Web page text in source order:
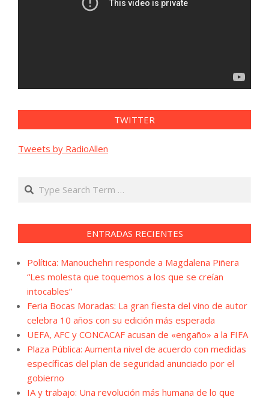
TWITTER
Tweets by RadioAllen
Search
ENTRADAS RECIENTES
Política: Manouchehri responde a Magdalena Piñera
“Les molesta que toquemos a los que se creían
intocables”
Feria Bocas Moradas: La gran fiesta del vino de autor
celebra 10 años con su edición más esperada
UEFA, AFC y CONCACAF acusan de «engaño» a la FIFA
Plaza Pública: Aumenta nivel de acuerdo con medidas
específicas del plan de seguridad anunciado por el
gobierno
IA y trabajo: Una revolución más humana de lo que